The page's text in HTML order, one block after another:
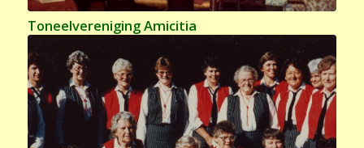
Toneelvereniging Amicitia